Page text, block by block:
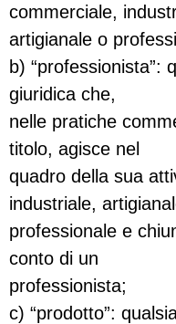
commerciale,
artigianale o
b) “professionista”:
giuridica che,
nelle pratiche
titolo, agisce nel
quadro della sua
industriale,
professionale e
conto di un
professionista;
c) “prodotto”: